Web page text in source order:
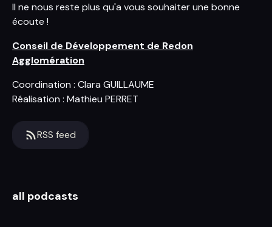
Il ne nous reste plus qu'a vous souhaiter une bonne
écoute !
Conseil de Développement de Redon
Agglomération
Coordination : Clara GUILLAUME
Réalisation : Mathieu PERRET
RSS feed
all podcasts